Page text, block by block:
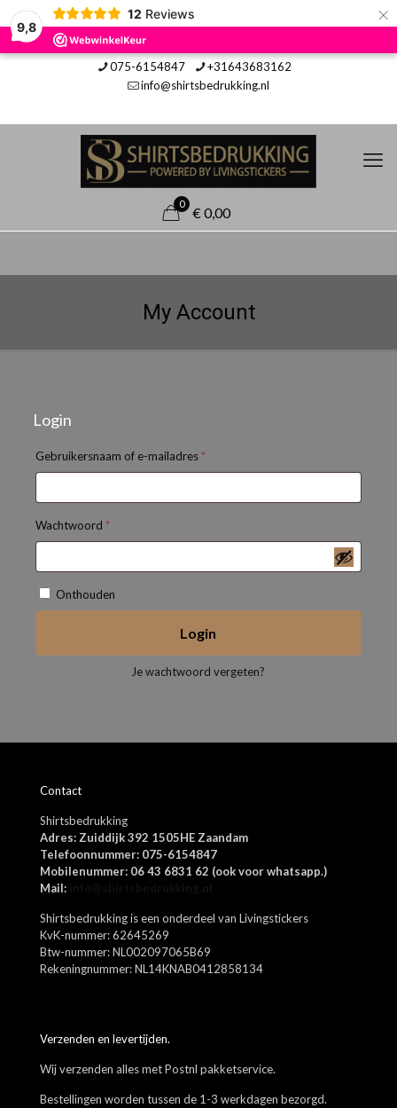
9,8
12 Reviews ×
075-6154847
+31643683162
info@shirtsbedrukking.nl
0
€ 0,00
My Account
Login
Gebruikersnaam of e-mailadres *Vereist
Wachtwoord *Vereist
Onthouden
Login
Je wachtwoord vergeten?
Contact
Shirtsbedrukking
Adres: Zuiddijk 392 1505HE Zaandam
Telefoonnummer: 075-6154847
Mobilenummer: 06 43 6831 62 (ook voor whatsapp.)
Mail:
Shirtsbedrukking is een onderdeel van Livingstickers
KvK-nummer: 62645269
Btw-nummer: NL002097065B69
Rekeningnummer: NL14KNAB0412858134
Verzenden en levertijden.
Wij verzenden alles met Postnl pakketservice.
Bestellingen worden tussen de 1-3 werkdagen bezorgd.